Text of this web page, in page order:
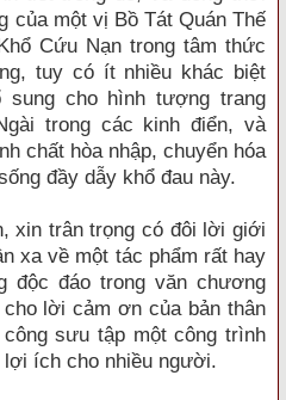
của một vị Bồ Tát Quán Thế
Cứu Nạn trong tâm thức
tuy có ít nhiều khác biệt
sung cho hình tượng trang
trong các kinh điển, và
chất hòa nhập, chuyển hóa
đầy dẫy khổ đau này.
xin trân trọng có đôi lời giới
xa về một tác phẩm rất hay
độc đáo trong văn chương
lời cảm ơn của bản thân
sưu tập một công trình
ích cho nhiều người.